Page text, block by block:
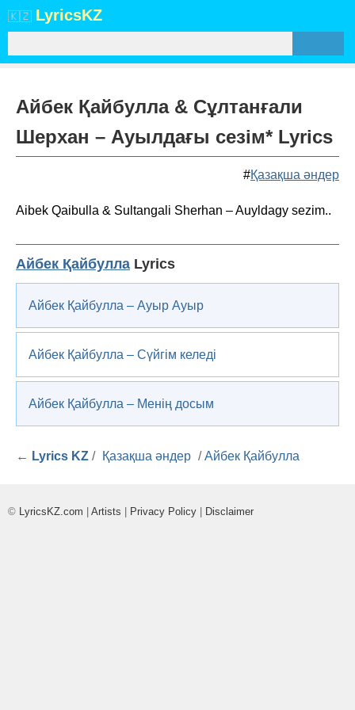
🇰🇿 LyricsKZ
Айбек Қайбулла & Сұлтанғали
Шерхан – Ауылдағы сезім* Lyrics
#Қазақша әндер
Aibek Qaibulla & Sultangali Sherhan – Auyldagy sezim..
Айбек Қайбулла Lyrics
Айбек Қайбулла – Ауыр Ауыр
Айбек Қайбулла – Сүйгім келеді
Айбек Қайбулла – Менің досым
← Lyrics KZ / Қазақша әндер /Айбек Қайбулла
© LyricsKZ.com Artists Privacy Policy Disclaimer